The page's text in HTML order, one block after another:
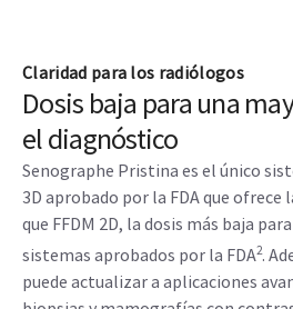
cómodas. Pristina se ha ideado
mejor experiencia a las
proceso asistencial del cuidado
detección y el diagnóstico
tratamiento y el seguimiento.